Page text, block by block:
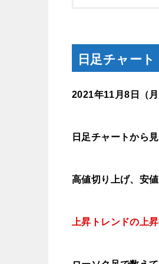
日足チャート
2021年11月8 日（
日足チャートから
高値切り上げ、安
上昇トレンドの上